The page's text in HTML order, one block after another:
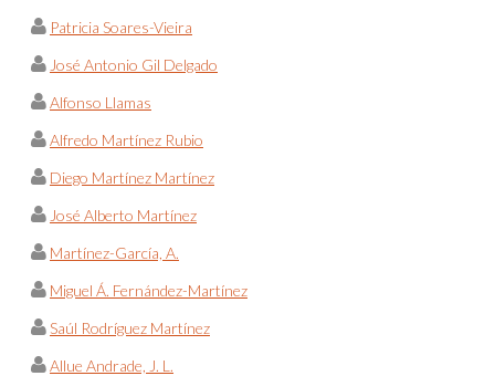
Patricia Soares-Vieira
José Antonio Gil Delgado
Alfonso Llamas
Alfredo Martínez Rubio
Diego Martínez Martínez
José Alberto Martínez
Martínez-García, A.
Miguel Á. Fernández-Martínez
Saúl Rodríguez Martínez
Allue Andrade, J. L.